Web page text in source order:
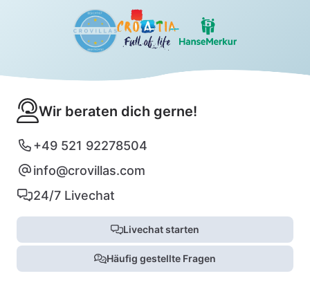
Wir beraten dich gerne!
+49 521 92278504
info@crovillas.com
24/7 Livechat
Livechat starten
Häufig gestellte Fragen